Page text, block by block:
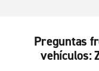
Preguntas
vehículos: